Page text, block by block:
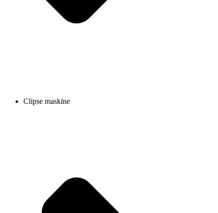
Clipse maskine